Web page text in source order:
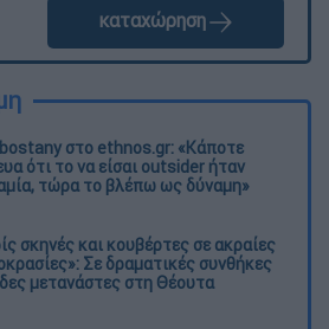
καταχώρηση
στο ethnos.gr: «Κάποτε
ότι το να είσαι outsider ήταν
τώρα το βλέπω ως δύναμη»
σκηνές και κουβέρτες σε ακραίες
Σε δραματικές συνθήκες
μετανάστες στη Θέουτα